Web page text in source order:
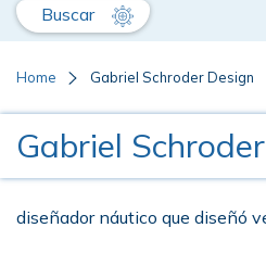
Buscar
Home Gabriel Schroder Design
Gabriel
diseñador náutico que diseñó